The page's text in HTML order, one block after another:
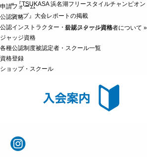
申請フォーム
公認資格
公認インストラクター・公認スクール資格
ジャッジ資格
各種公認制度被認定者・スクール一覧
資格登録
ショップ・スクール
«『TSUKASA 浜名湖フリースタイルチャンピオン
シップ』大会レポートの掲載
新規ジャッジ資格者について »